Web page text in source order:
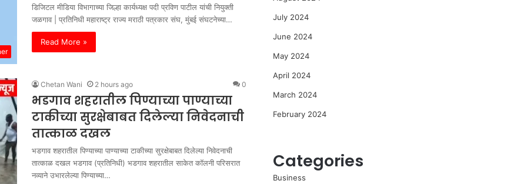
डिजिटल मीडिया विभागाच्या जिल्हा कार्यध्यक्ष पदी प्रविण पाटील यांची नियुक्ती
जळगाव | प्रतिनिधी महाराष्ट्र राज्य मराठी पत्रकार संघ, मुंबई संघटनेच्या…
Read More »
Chetan Wani 2 hours ago 0
भडगाव शहरातील पिण्याच्या पाण्याच्या
टाकीच्या सुरक्षेबाबत दिलेल्या निवेदनाची
तात्काळ दखल
भडगाव शहरातील पिण्याच्या पाण्याच्या टाकीच्या सुरक्षेबाबत दिलेल्या निवेदनाची
तात्काळ दखल भडगाव (प्रतिनिधी) भडगाव शहरातील साकेत कॉलनी परिसरात
नव्याने उभारलेल्या पिण्याच्या…
July 2024
June 2024
May 2024
April 2024
March 2024
February 2024
Categories
Business